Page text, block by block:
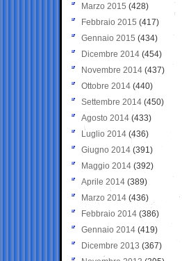
Marzo 2015 (428)
Febbraio 2015 (417)
Gennaio 2015 (434)
Dicembre 2014 (454)
Novembre 2014 (437)
Ottobre 2014 (440)
Settembre 2014 (450)
Agosto 2014 (433)
Luglio 2014 (436)
Giugno 2014 (391)
Maggio 2014 (392)
Aprile 2014 (389)
Marzo 2014 (436)
Febbraio 2014 (386)
Gennaio 2014 (419)
Dicembre 2013 (367)